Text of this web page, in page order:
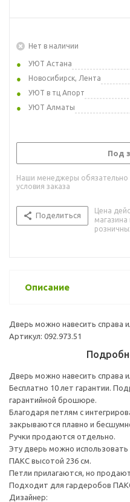
Нет в наличии
УЮТ Астана
Новосибирск, Лента
УЮТ в тц Апорт
УЮТ Алматы
Под
Наши менеджеры обязательно
условия заказа
Поделиться
Цена
Описание
Дверь можно навесить справа
Артикул: 092.973.51
Дверь можно навесить справа
Бесплатно 10 лет гарантии.
гарантийной брошюре.
Благодаря петлям с
закрываются плавно и
Ручки продаются отдельно.
Эту дверь можно
ПАКС высотой 236 см.
Петли прилагаются, но
Подходит для гардеробов
Дизайнер: